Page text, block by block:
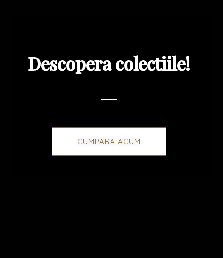
Descopera colectiile!
CUMPARA ACUM